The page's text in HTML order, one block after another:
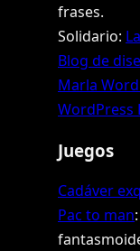
frases.
Solidario:
Blog de
Marla
WordPress
Juegos
Cadáver
Pac to man